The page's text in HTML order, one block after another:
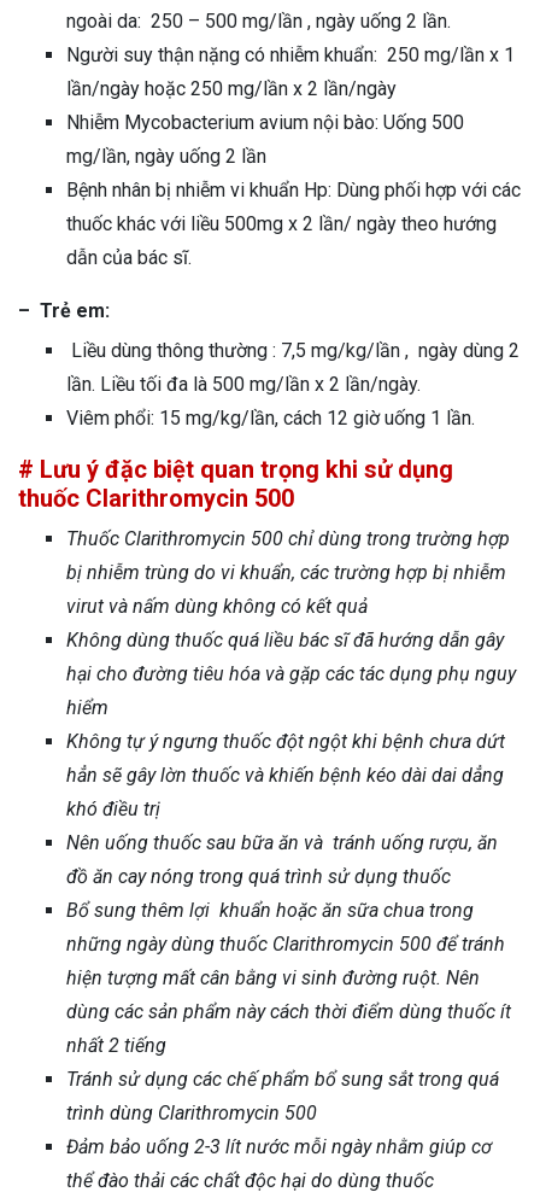
ngoài da: 250 – 500 mg/lần , ngày uống 2 lần.
Người suy thận nặng có nhiễm khuẩn: 250 mg/lần x 1
lần/ngày hoặc 250 mg/lần x 2 lần/ngày
Nhiễm Mycobacterium avium nội bào: Uống 500
mg/lần, ngày uống 2 lần
Bệnh nhân bị nhiễm vi khuẩn Hp: Dùng phối hợp với các
thuốc khác với liều 500mg x 2 lần/ ngày theo hướng
dẫn của bác sĩ.
– Trẻ em:
Liều dùng thông thường : 7,5 mg/kg/lần , ngày dùng 2
lần. Liều tối đa là 500 mg/lần x 2 lần/ngày.
Viêm phổi: 15 mg/kg/lần, cách 12 giờ uống 1 lần.
# Lưu ý đặc biệt quan trọng khi sử dụng
thuốc Clarithromycin 500
Thuốc Clarithromycin 500 chỉ dùng trong trường hợp
bị nhiễm trùng do vi khuẩn, các trường hợp bị nhiễm
virut và nấm dùng không có kết quả
Không dùng thuốc quá liều bác sĩ đã hướng dẫn gây
hại cho đường tiêu hóa và gặp các tác dụng phụ nguy
hiểm
Không tự ý ngưng thuốc đột ngột khi bệnh chưa dứt
hẳn sẽ gây lờn thuốc và khiến bệnh kéo dài dai dẳng
khó điều trị
Nên uống thuốc sau bữa ăn và tránh uống rượu, ăn
đồ ăn cay nóng trong quá trình sử dụng thuốc
Bổ sung thêm lợi khuẩn hoặc ăn sữa chua trong
những ngày dùng thuốc Clarithromycin 500 để tránh
hiện tượng mất cân bằng vi sinh đường ruột. Nên
dùng các sản phẩm này cách thời điểm dùng thuốc ít
nhất 2 tiếng
Tránh sử dụng các chế phẩm bổ sung sắt trong quá
trình dùng Clarithromycin 500
Đảm bảo uống 2-3 lít nước mỗi ngày nhằm giúp cơ
thể đào thải các chất độc hại do dùng thuốc